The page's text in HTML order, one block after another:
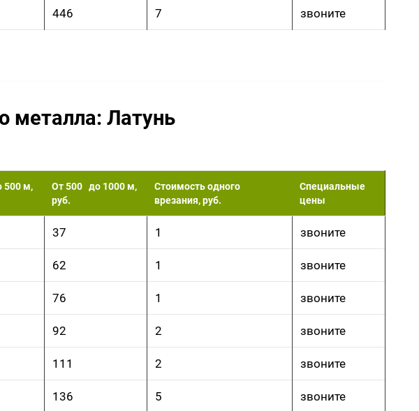
446 7 звоните
металла: Латунь
500 м,
От 500 до 1000 м,
руб.
Стоимость одного
врезания, руб.
Специальные
цены
37 1 звоните
62 1 звоните
76 1 звоните
92 2 звоните
111 2 звоните
136 5 звоните